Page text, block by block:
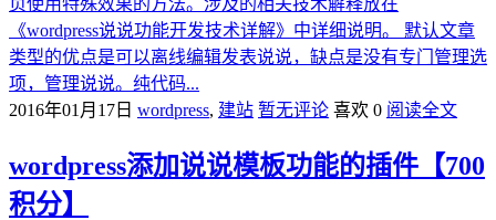
页使用特殊效果的方法。涉及的相关技术解释放在
《wordpress说说功能开发技术详解》中详细说明。 默认文章
类型的优点是可以离线编辑发表说说，缺点是没有专门管理选
项，管理说说。纯代码...
2016年01月17日 wordpress, 建站 暂无评论 喜欢 0 阅读全文
wordpress添加说说模板功能的插件【700
积分】